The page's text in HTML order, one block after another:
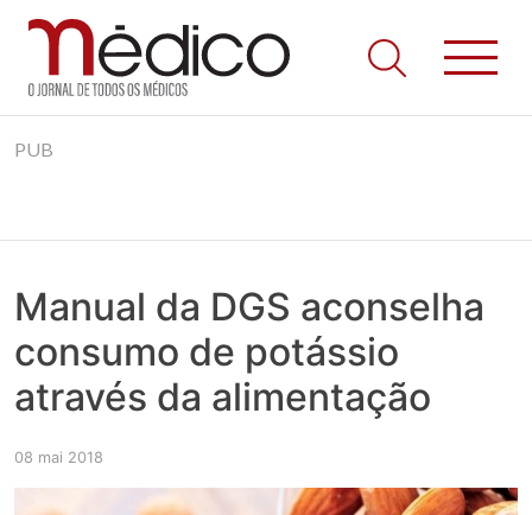
to
Jornal Médico
Médico – O Jornal de Todos os Médicos. Onde as notícias
realmente contam! Tudo o que se passa na Saúde!
PUB
Manual da DGS aconselha
consumo de potássio
através da alimentação
08 mai 2018